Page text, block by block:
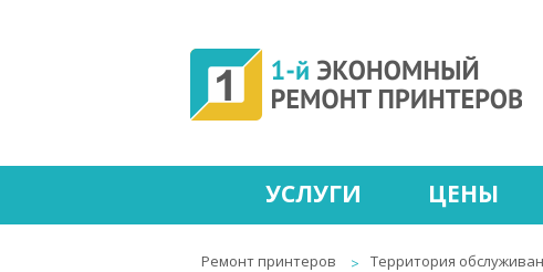
УСЛУГИ ЦЕНЫ
Ремонт принтеров Территория